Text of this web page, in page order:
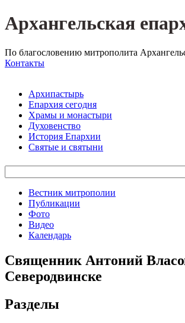
Архангельская
По благословению митрополита
Контакты
Архипастырь
Епархия сегодня
Храмы и монастыри
Духовенство
История Епархии
Святые и святыни
Вестник митрополии
Публикации
Фото
Видео
Календарь
Священник Антоний
Северодвинске
Разделы